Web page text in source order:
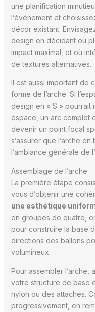
une planification
l’événement et
décor existant.
design en décidant où
impact maximal, et où
de textures alternatives.
Il est aussi important de
forme de l’arche. Si
design en « S » pourrait
espace, un arc complet
devenir un point focal
s’assurer que l’arche
l’ambiance générale de
Assemblage de l’arche
La première étape
vous d’obtenir une
une esthétique
en groupes de quatre,
pour construire la base
directions des ballons
volumineux.
Pour assembler l’arche,
votre structure de base
nylon ou des attaches.
progressivement, en